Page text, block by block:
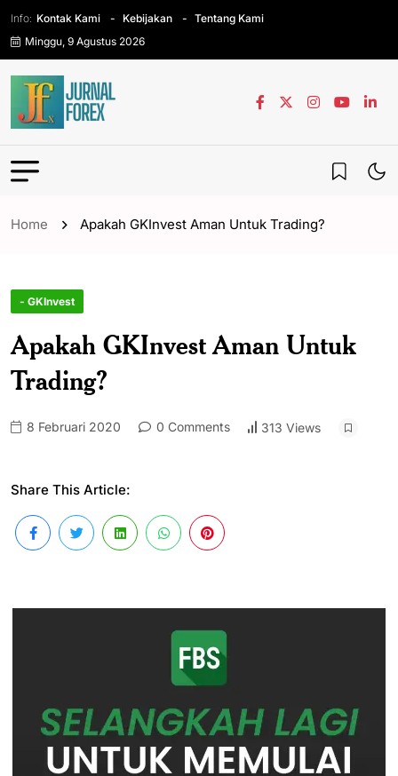
Info: Kontak Kami Kebijakan
Tentang Kami
Minggu, 9 Agustus 2026
Home Apakah GKInvest Aman Untuk Trading?
- GKInvest
Apakah GKInvest Aman Untuk
Trading?
8 Februari 2020 0 Comments 313 Views
Share This Article: